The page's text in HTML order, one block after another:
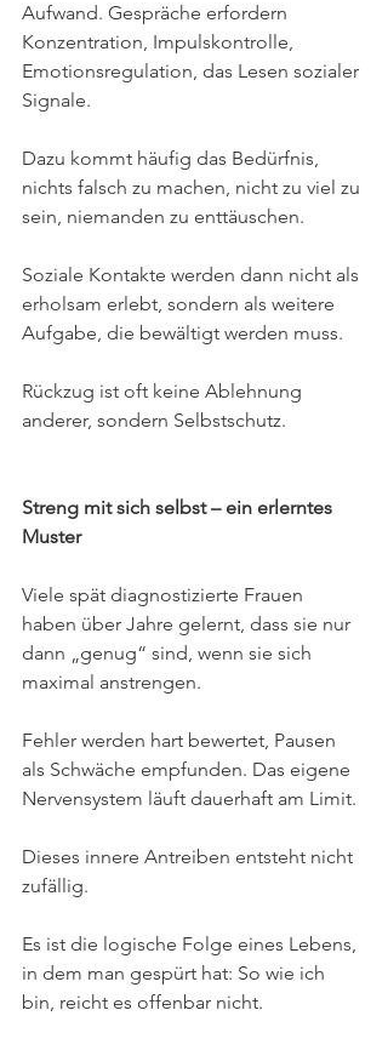
Aufwand. Gespräche erfordern
Konzentration, Impulskontrolle,
Emotionsregulation, das Lesen sozialer
Signale.
Dazu kommt häufig das Bedürfnis,
nichts falsch zu machen, nicht zu viel zu
sein, niemanden zu enttäuschen.
Soziale Kontakte werden dann nicht als
erholsam erlebt, sondern als weitere
Aufgabe, die bewältigt werden muss.
Rückzug ist oft keine Ablehnung
anderer, sondern Selbstschutz.
Streng mit sich selbst – ein erlerntes
Muster
Viele spät diagnostizierte Frauen
haben über Jahre gelernt, dass sie nur
dann „genug“ sind, wenn sie sich
maximal anstrengen.
Fehler werden hart bewertet, Pausen
als Schwäche empfunden. Das eigene
Nervensystem läuft dauerhaft am Limit.
Dieses innere Antreiben entsteht nicht
zufällig.
Es ist die logische Folge eines Lebens,
in dem man gespürt hat: So wie ich
bin, reicht es offenbar nicht.